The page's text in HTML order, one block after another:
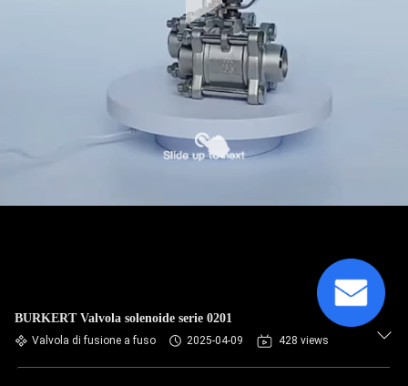
BURKERT Valvola solenoide serie 0201
Valvola di fusione a fuso 2025-04-09 428 views